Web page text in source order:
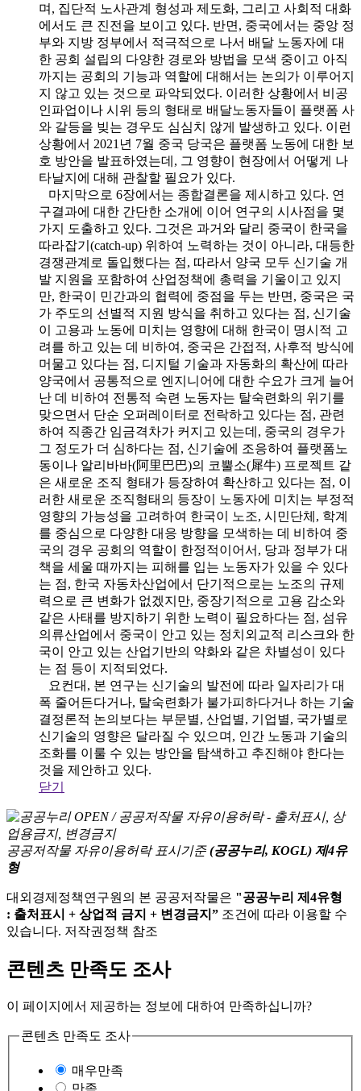
며, 집단적 노사관계 형성과 제도화, 그리고 사회적 대화
에서도 큰 진전을 보이고 있다. 반면, 중국에서는 중앙 정
부와 지방 정부에서 적극적으로 나서 배달 노동자에 대
한 공회 설립의 다양한 경로와 방법을 모색 중이고 아직
까지는 공회의 기능과 역할에 대해서는 논의가 이루어지
지 않고 있는 것으로 파악되었다. 이러한 상황에서 비공
인파업이나 시위 등의 형태로 배달노동자들이 플랫폼 사
와 갈등을 빚는 경우도 심심치 않게 발생하고 있다. 이런
상황에서 2021년 7월 중국 당국은 플랫폼 노동에 대한 보
호 방안을 발표하였는데, 그 영향이 현장에서 어떻게 나
타날지에 대해 관찰할 필요가 있다.
마지막으로 6장에서는 종합결론을 제시하고 있다. 연
구결과에 대한 간단한 소개에 이어 연구의 시사점을 몇
가지 도출하고 있다. 그것은 과거와 달리 중국이 한국을
따라잡기(catch-up) 위하여 노력하는 것이 아니라, 대등한
경쟁관계로 돌입했다는 점, 따라서 양국 모두 신기술 개
발 지원을 포함하여 산업정책에 총력을 기울이고 있지
만, 한국이 민간과의 협력에 중점을 두는 반면, 중국은 국
가 주도의 선별적 지원 방식을 취하고 있다는 점, 신기술
이 고용과 노동에 미치는 영향에 대해 한국이 명시적 고
려를 하고 있는 데 비하여, 중국은 간접적, 사후적 방식에
머물고 있다는 점, 디지털 기술과 자동화의 확산에 따라
양국에서 공통적으로 엔지니어에 대한 수요가 크게 늘어
난 데 비하여 전통적 숙련 노동자는 탈숙련화의 위기를
맞으면서 단순 오퍼레이터로 전락하고 있다는 점, 관련
하여 직종간 임금격차가 커지고 있는데, 중국의 경우가
그 정도가 더 심하다는 점, 신기술에 조응하여 플랫폼노
동이나 알리바바(阿里巴巴)의 코뿔소(犀牛) 프로젝트 같
은 새로운 조직 형태가 등장하여 확산하고 있다는 점, 이
러한 새로운 조직형태의 등장이 노동자에 미치는 부정적
영향의 가능성을 고려하여 한국이 노조, 시민단체, 학계
를 중심으로 다양한 대응 방향을 모색하는 데 비하여 중
국의 경우 공회의 역할이 한정적이어서, 당과 정부가 대
책을 세울 때까지는 피해를 입는 노동자가 있을 수 있다
는 점, 한국 자동차산업에서 단기적으로는 노조의 규제
력으로 큰 변화가 없겠지만, 중장기적으로 고용 감소와
같은 사태를 방지하기 위한 노력이 필요하다는 점, 섬유
의류산업에서 중국이 안고 있는 정치외교적 리스크와 한
국이 안고 있는 산업기반의 약화와 같은 차별성이 있다
는 점 등이 지적되었다.
요컨대, 본 연구는 신기술의 발전에 따라 일자리가 대
폭 줄어든다거나, 탈숙련화가 불가피하다거나 하는 기술
결정론적 논의보다는 부문별, 산업별, 기업별, 국가별로
신기술의 영향은 달라질 수 있으며, 인간 노동과 기술의
조화를 이룰 수 있는 방안을 탐색하고 추진해야 한다는
것을 제안하고 있다.
닫기
공공저작물 자유이용허락 표시기준 (공공누리, KOGL) 제4유
형
대외경제정책연구원의 본 공공저작물은 "공공누리 제4유형
: 출처표시 + 상업적 금지 + 변경금지” 조건에 따라 이용할 수
있습니다. 저작권정책 참조
콘텐츠 만족도 조사
이 페이지에서 제공하는 정보에 대하여 만족하십니까?
콘텐츠 만족도 조사
매우만족